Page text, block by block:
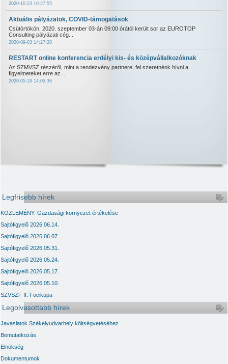
2020-10-23 19:27:55
Aktuális pályázatok, COVID-támogatások
Csütörtökön, 2020. szeptember 03-án 09:00 órától került sor az EUROTOP
Consulting pályázati cég...
2020-09-03 14:27:28
RESTART online konferencia erdélyi kis- és középvállalkozóknak
Az SZMVSZ részéről, mint a rendezvény partnere, fel szeretnénk hívni a
figyelmeteket erre az...
2020-05-19 14:05:36
Legfrisebb hírek
KÖZLEMÉNY: Gazdasági környezet értékelése
Sajtófigyelő 2026.06.14.
Sajtófigyelő 2026.06.07.
Sajtófigyelő 2026.05.31.
Sajtófigyelő 2026.05.24.
Sajtófigyelő 2026.05.17.
Sajtófigyelő 2026.05.10.
SZVSZF II. Focikupa
Legolvasottabb hírek
Javaslatok Székelyudvarhely költségvetéséhez
Bemutatkozás
Elnökség
Dokumentumok